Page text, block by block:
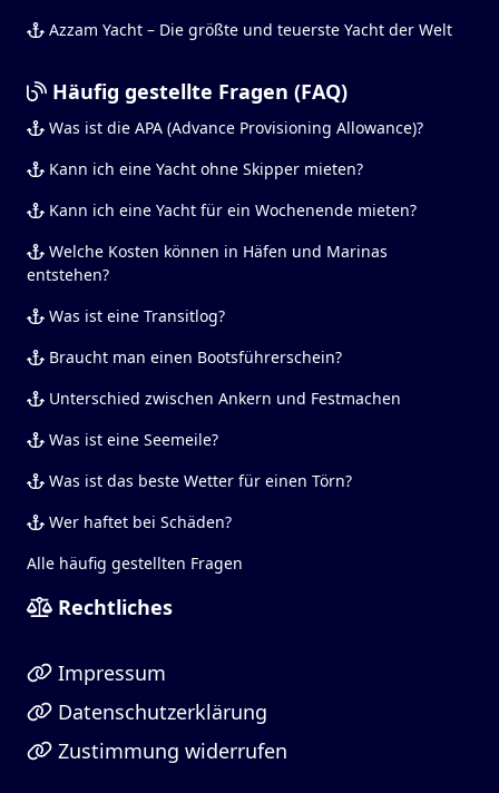
Azzam Yacht – Die größte und teuerste Yacht der Welt
Häufig gestellte Fragen (FAQ)
Was ist die APA (Advance Provisioning Allowance)?
Kann ich eine Yacht ohne Skipper mieten?
Kann ich eine Yacht für ein Wochenende mieten?
Welche Kosten können in Häfen und Marinas
entstehen?
Was ist eine Transitlog?
Braucht man einen Bootsführerschein?
Unterschied zwischen Ankern und Festmachen
Was ist eine Seemeile?
Was ist das beste Wetter für einen Törn?
Wer haftet bei Schäden?
Alle häufig gestellten Fragen
Rechtliches
Impressum
Datenschutzerklärung
Zustimmung widerrufen